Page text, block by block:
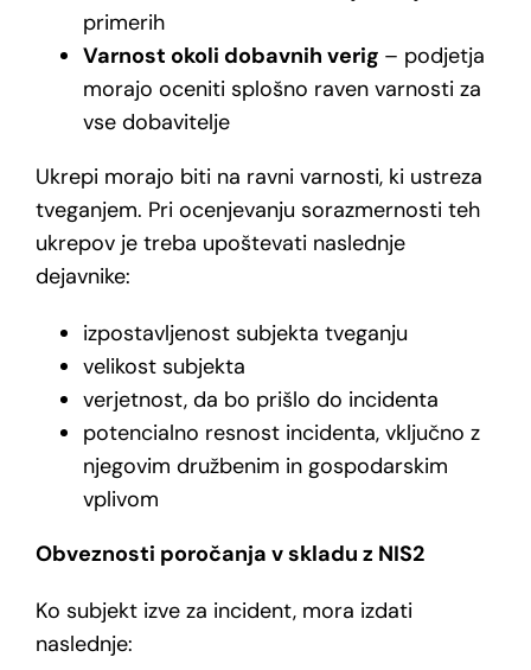
primerih
Varnost okoli dobavnih verig – podjetja
morajo oceniti splošno raven varnosti za
vse dobavitelje
Ukrepi morajo biti na ravni varnosti, ki ustreza
tveganjem. Pri ocenjevanju sorazmernosti teh
ukrepov je treba upoštevati naslednje
dejavnike:
izpostavljenost subjekta tveganju
velikost subjekta
verjetnost, da bo prišlo do incidenta
potencialno resnost incidenta, vključno z
njegovim družbenim in gospodarskim
vplivom
Obveznosti poročanja v skladu z NIS2
Ko subjekt izve za incident, mora izdati
naslednje: